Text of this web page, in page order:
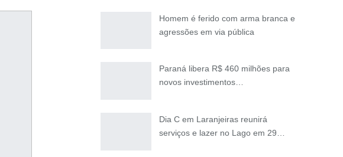
Homem é ferido com arma branca e
agressões em via pública
Paraná libera R$ 460 milhões para
novos investimentos…
Dia C em Laranjeiras reunirá
serviços e lazer no Lago em 29…